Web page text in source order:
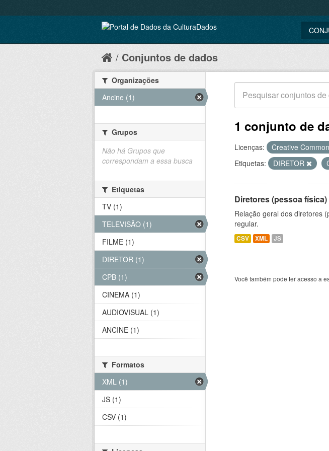
Conjuntos de dados
1 conjunto de
Licenças: Creative
Etiquetas:
DIRETOR
Diretores (pessoa
Relação geral dos diretores
regular.
CSV XML JS
Você também pode ter acesso a
Organizações
Ancine (1)
Grupos
Não há Grupos que
correspondam a essa busca
Etiquetas
TV (1)
TELEVISÃO (1)
FILME (1)
DIRETOR (1)
CPB (1)
CINEMA (1)
AUDIOVISUAL (1)
ANCINE (1)
Formatos
XML (1)
JS (1)
CSV (1)